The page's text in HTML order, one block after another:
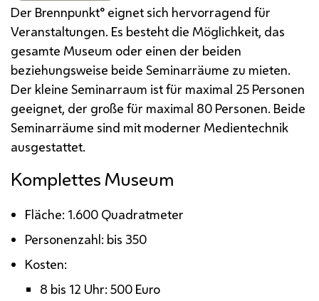
Der Brennpunkt° eignet sich hervorragend für
Veranstaltungen. Es besteht die Möglichkeit, das
gesamte Museum oder einen der beiden
beziehungsweise beide Seminarräume zu mieten.
Der kleine Seminarraum ist für maximal 25 Personen
geeignet, der große für maximal 80 Personen. Beide
Seminarräume sind mit moderner Medientechnik
ausgestattet.
Komplettes Museum
Fläche: 1.600 Quadratmeter
Personenzahl: bis 350
Kosten:
8 bis 12 Uhr: 500 Euro